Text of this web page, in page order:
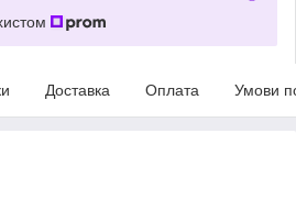
Доставка Оплата Умови